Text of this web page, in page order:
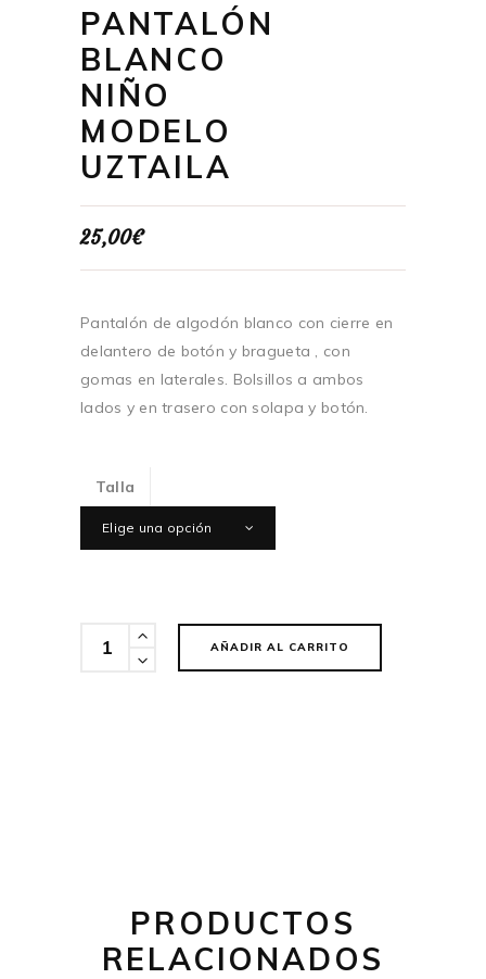
PANTALÓN
BLANCO
NIÑO
MODELO
UZTAILA
25,00€
Pantalón de algodón blanco con cierre en
delantero de botón y bragueta , con
gomas en laterales. Bolsillos a ambos
lados y en trasero con solapa y botón.
Talla
Elige una opción
Cantidad
AÑADIR AL CARRITO
PRODUCTOS
RELACIONADOS